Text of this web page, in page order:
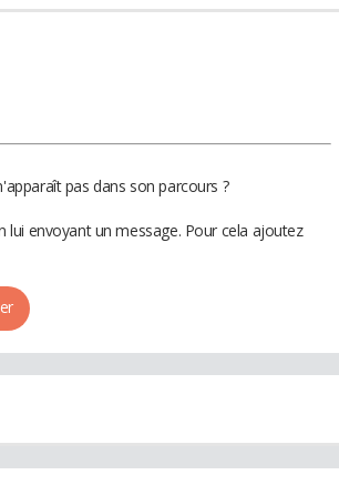
pas dans son parcours ?
lui envoyant un message. Pour cela ajoutez